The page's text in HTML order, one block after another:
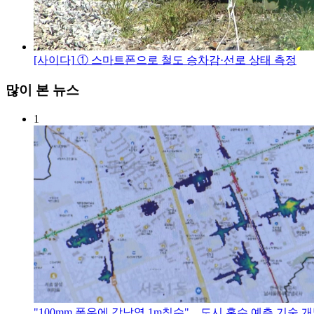
[사이다] ① 스마트폰으로 철도 승차감·선로 상태 측정
많이 본 뉴스
1